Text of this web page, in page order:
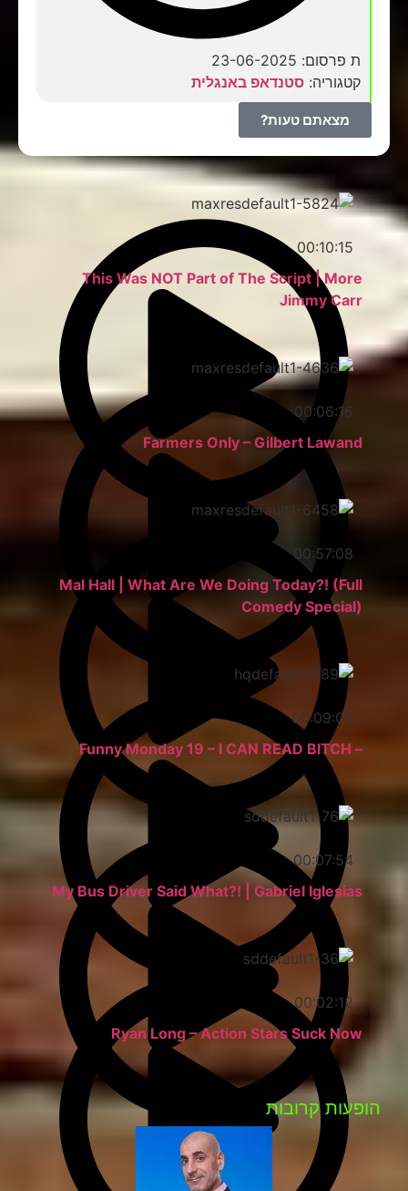
ת פרסום: 23-06-2025
קטגוריה: סטנדאפ באנגלית
מצאתם טעות?
00:10:15
This Was NOT Part of The Script | More
Jimmy Carr
00:06:16
Farmers Only – Gilbert Lawand
00:57:08
Mal Hall | What Are We Doing Today?! (Full
Comedy Special)
00:09:04
– Funny Monday 19 – I CAN READ BITCH
00:07:54
My Bus Driver Said What?! | Gabriel Iglesias
00:02:12
Ryan Long – Action Stars Suck Now
הופעות קרובות